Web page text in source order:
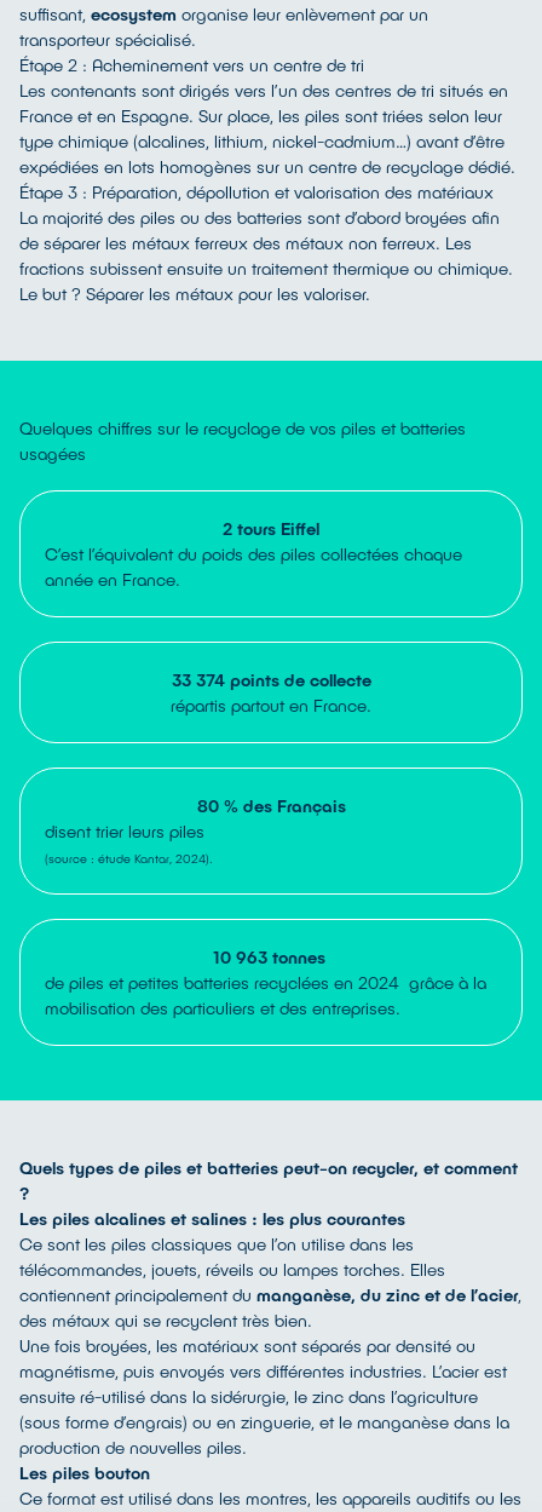
suffisant, ecosystem organise leur enlèvement par un
transporteur spécialisé.
Étape 2 : Acheminement vers un centre de tri
Les contenants sont dirigés vers l’un des centres de tri situés en
France et en Espagne. Sur place, les piles sont triées selon leur
type chimique (alcalines, lithium, nickel-cadmium…) avant d’être
expédiées en lots homogènes sur un centre de recyclage dédié.
Étape 3 : Préparation, dépollution et valorisation des matériaux
La majorité des piles ou des batteries sont d’abord broyées afin
de séparer les métaux ferreux des métaux non ferreux. Les
fractions subissent ensuite un traitement thermique ou chimique.
Le but ? Séparer les métaux pour les valoriser.
Quelques chiffres sur le recyclage de vos piles et batteries
usagées
2 tours Eiffel
C’est l’équivalent du poids des piles collectées chaque
année en France.
33 374 points de collecte
répartis partout en France.
80 % des Français
disent trier leurs piles
(source : étude Kantar, 2024).
10 963 tonnes
de piles et petites batteries recyclées en 2024 grâce à la
mobilisation des particuliers et des entreprises.
Quels types de piles et batteries peut-on recycler, et comment
?
Les piles alcalines et salines : les plus courantes
Ce sont les piles classiques que l’on utilise dans les
télécommandes, jouets, réveils ou lampes torches. Elles
contiennent principalement du manganèse, du zinc et de l’acier,
des métaux qui se recyclent très bien.
Une fois broyées, les matériaux sont séparés par densité ou
magnétisme, puis envoyés vers différentes industries. L’acier est
ensuite ré-utilisé dans la sidérurgie, le zinc dans l’agriculture
(sous forme d’engrais) ou en zinguerie, et le manganèse dans la
production de nouvelles piles.
Les piles bouton
Ce format est utilisé dans les montres, les appareils auditifs ou les